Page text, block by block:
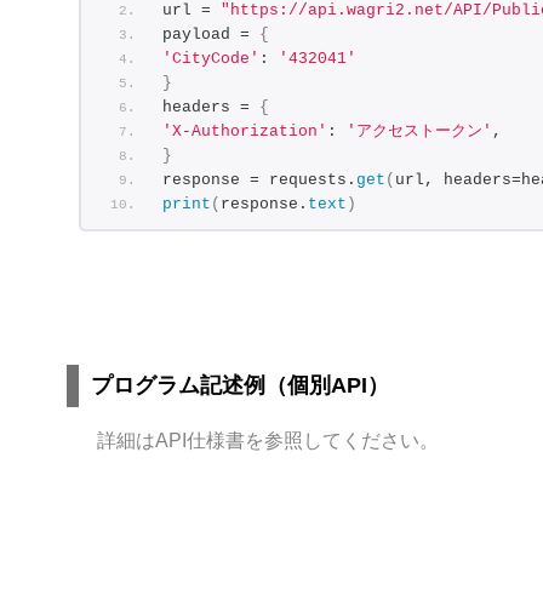
url = "https://api.wagri2.net/API/
payload = {
'CityCode' :
'432041'
}
headers = {
'X-Authorization' : 'アクセストークン' ,
}
response = requests. get ( url,
print ( response. text )
プログラム記述例（個別API）
詳細はAPI仕様書を参照してください。